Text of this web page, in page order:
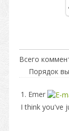
Всего
Порядок
1. Emer
I think you've